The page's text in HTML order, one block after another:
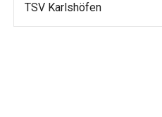
TSV Karlshöfen